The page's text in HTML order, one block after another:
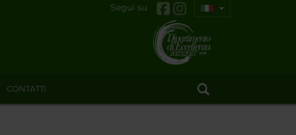
Segui su
CONTATTI